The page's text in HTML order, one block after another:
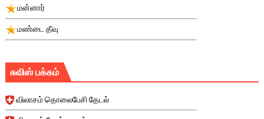
மன்னார்
மண்டை தீவு
சுவிஸ் பக்கம்
விலாசம் தொலைபேசி தேடல்